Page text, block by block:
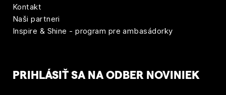
Kontakt
Naši partneri
Inspire & Shine - program pre ambasádorky
PRIHLÁSIŤ SA NA ODBER NOVINIEK